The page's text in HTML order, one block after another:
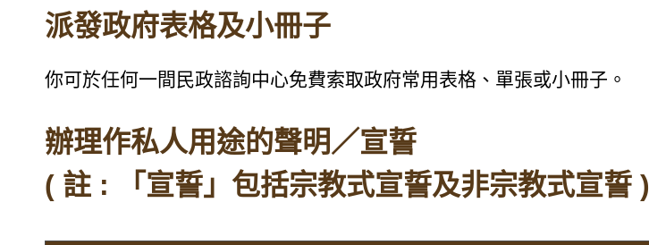
派發政府表格及小冊子
你可於任何一間民政諮詢中心免費索取政府常用表格、單張或小冊子。
辦理作私人用途的聲明／宣誓
( 註 : 「宣誓」包括宗教式宣誓及非宗教式宣誓 )